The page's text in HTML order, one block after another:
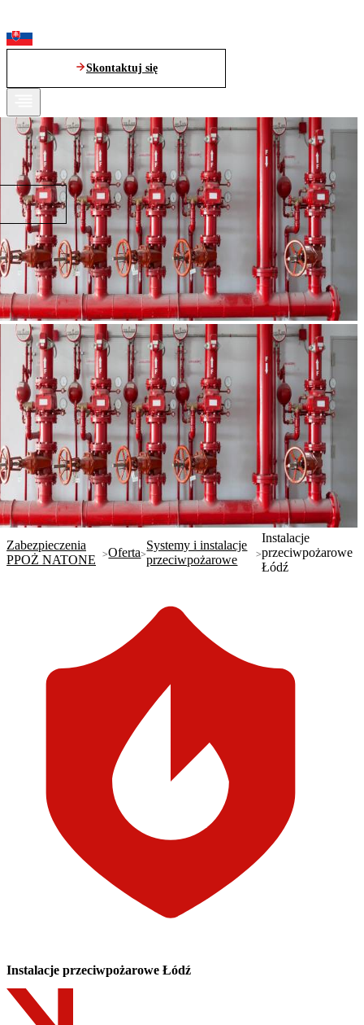
Skontaktuj się
Zabezpieczenia
PPOŻ NATONE
Oferta
Systemy i instalacje
przeciwpożarowe
Instalacje
przeciwpożarowe
Łódź
Instalacje przeciwpożarowe Łódź